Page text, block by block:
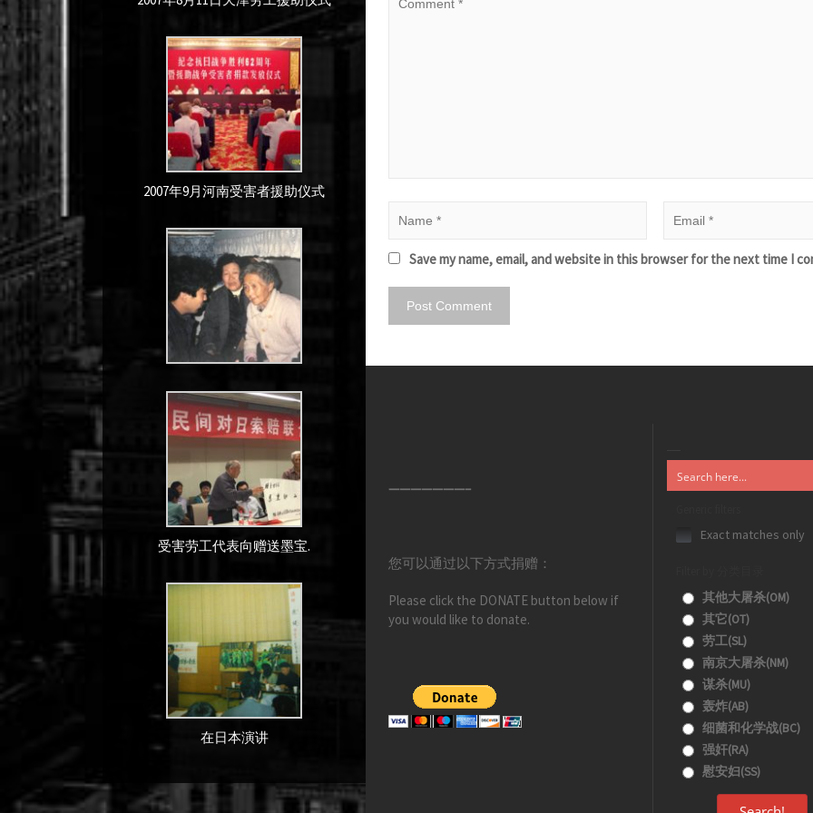
2007年9月河南受害者援助仪式
受害劳工代表向赠送墨宝.
在日本演讲
Save my name, email, and website in this browser for the next time I
———————–
您可以通过以下方式捐赠：
Please click the DONATE button below if
you would like to donate.
Exact matches only
其他大屠杀(OM)
其它(OT)
劳工(SL)
南京大屠杀(NM)
谋杀(MU)
轰炸(AB)
细菌和化学战(BC)
强奸(RA)
慰安妇(SS)